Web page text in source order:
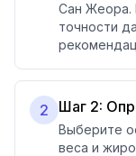
Сан Жеора.
точности
2 Шаг 2:
Выберите
веса и